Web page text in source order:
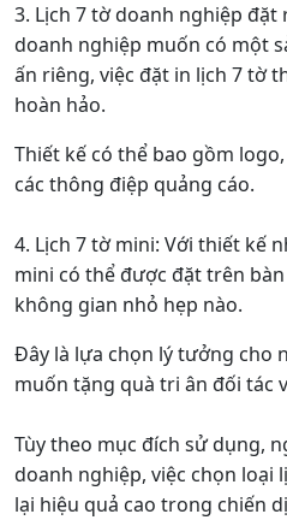
3. Lịch 7 tờ doanh nghiệp
doanh nghiệp muốn có một
ấn riêng, việc đặt in lịch 7 tờ
hoàn hảo.
Thiết kế có thể bao gồm
các thông điệp quảng cáo.
4. Lịch 7 tờ mini: Với thiết kế
mini có thể được đặt trên
không gian nhỏ hẹp nào.
Đây là lựa chọn lý tưởng cho
muốn tặng quà tri ân đối tác
Tùy theo mục đích sử dụng,
doanh nghiệp, việc chọn loại
lại hiệu quả cao trong chiến